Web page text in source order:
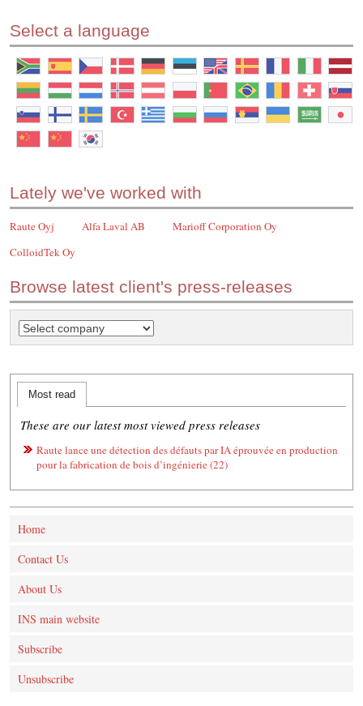
Select a language
Lately we've worked with
Raute Oyj Alfa Laval AB
Marioff Corporation Oy
ColloidTek Oy
Browse latest client's press-releases
Most read
These are our latest most viewed press releases
Raute lance une détection des défauts par IA éprouvée en production
pour la fabrication de bois d’ingénierie (22)
Home
Contact Us
About Us
INS main website
Subscribe
Unsubscribe